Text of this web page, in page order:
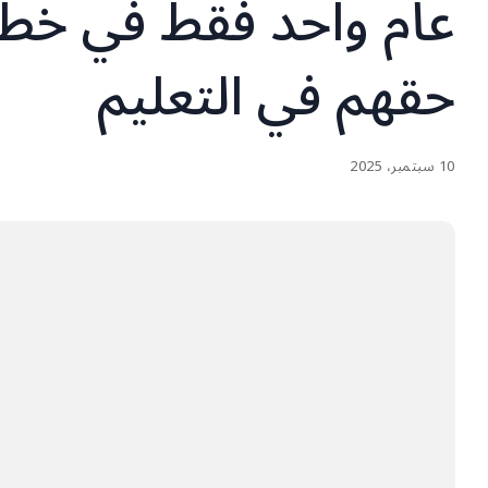
عام واحد فقط في
حقهم في التعليم
10 سبتمبر، 2025